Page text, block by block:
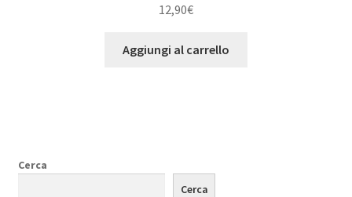
12,90€
Aggiungi al carrello
Cerca
Cerca